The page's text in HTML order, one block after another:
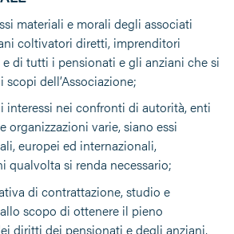
materiali e morali degli associati
coltivatori diretti, imprenditori
di tutti i pensionati e gli anziani che si
dell’Associazione;
interessi nei confronti di autorità, enti
organizzazioni varie, siano essi
europei ed internazionali,
qualvolta si renda necessario;
di contrattazione, studio e
scopo di ottenere il pieno
diritti dei pensionati e degli anziani,